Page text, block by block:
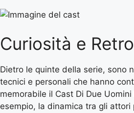
Curiosità e
Dietro le quinte della serie, sono
tecnici e personali che hanno
memorabile il Cast Di Due Uomini
esempio, la dinamica tra gli attori